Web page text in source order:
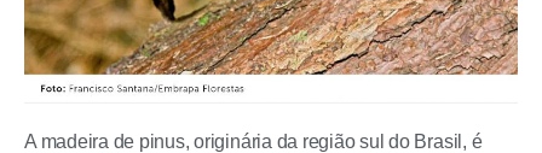
A madeira de pinus, originária da região sul do Brasil, é